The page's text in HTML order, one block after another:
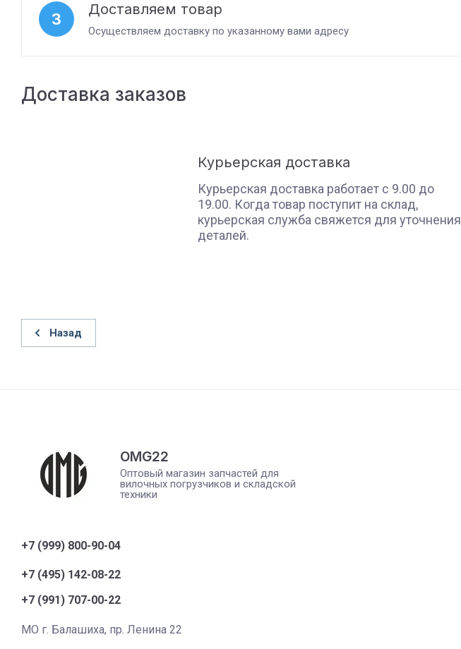
3
Доставляем товар
Осуществляем доставку по указанному вами адресу
Доставка заказов
Курьерская доставка
Курьерская доставка работает с 9.00 до
19.00. Когда товар поступит на склад,
курьерская служба свяжется для уточнения
деталей.
Назад
OMG22
Оптовый магазин запчастей для
вилочных погрузчиков и складской
техники
+7 (999) 800-90-04
+7 (495) 142-08-22
+7 (991) 707-00-22
МО г. Балашиха, пр. Ленина 22